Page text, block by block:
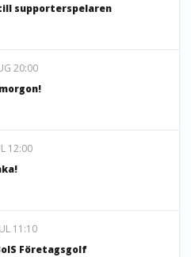
supporterspelaren
20:00
12:00
11:10
Företagsgolf